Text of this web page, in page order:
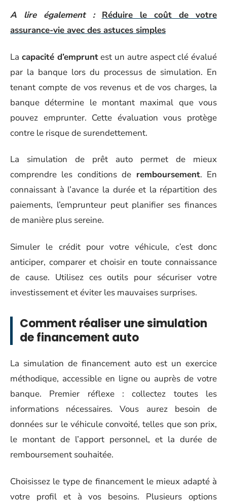
A lire également :
Réduire le coût de votre
assurance-vie avec des astuces simples
La capacité d’empruntest un autre aspect clé évalué
par la banque lors du processus de simulation. En
tenant compte de vos revenus et de vos charges, la
banque détermine le montant maximal que vous
pouvez emprunter. Cette évaluation vous protège
contre le risque de surendettement.
La simulation de prêt auto permet de mieux
comprendre les conditions de remboursement. En
connaissant à l’avance la durée et la répartition des
paiements, l’emprunteur peut planifier ses finances
de manière plus sereine.
Simuler le crédit pour votre véhicule, c’est donc
anticiper, comparer et choisir en toute connaissance
de cause. Utilisez ces outils pour sécuriser votre
investissement et éviter les mauvaises surprises.
Comment réaliser une simulation
de financement auto
La simulation de financement auto est un exercice
méthodique, accessible en ligne ou auprès de votre
banque. Premier réflexe : collectez toutes les
informations nécessaires. Vous aurez besoin de
données sur le véhicule convoité, telles que son prix,
le montant de l’apport personnel, et la durée de
remboursement souhaitée.
Choisissez le type de financement le mieux adapté à
votre profil et à vos besoins. Plusieurs options